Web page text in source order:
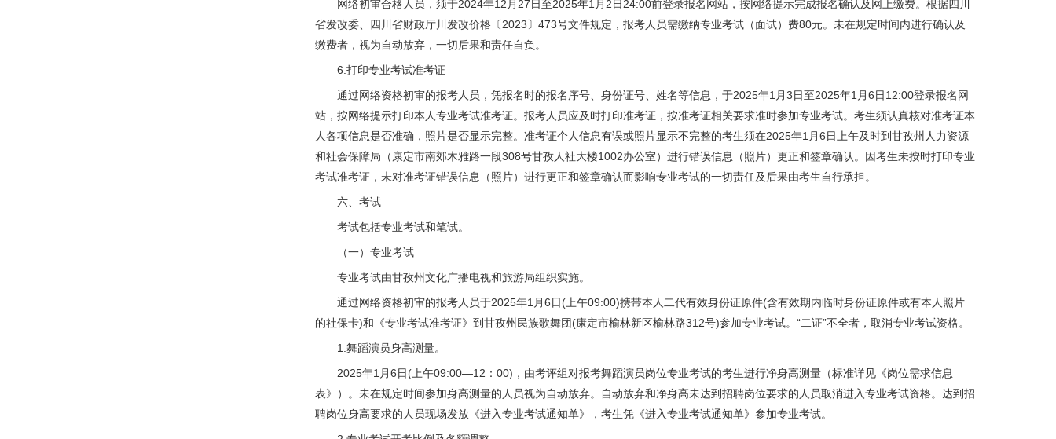
网络初审合格人员，须于2024年12月27日至2025年1月2日24:00前登录报名网站，按网络提示完成报名确认及网上缴费。根据四川
省发改委、四川省财政厅川发改价格〔2023〕473号文件规定，报考人员需缴纳专业考试（面试）费80元。未在规定时间内进行确认及
缴费者，视为自动放弃，一切后果和责任自负。
6.打印专业考试准考证
通过网络资格初审的报考人员，凭报名时的报名序号、身份证号、姓名等信息，于2025年1月3日至2025年1月6日12:00登录报名网
站，按网络提示打印本人专业考试准考证。报考人员应及时打印准考证，按准考证相关要求准时参加专业考试。考生须认真核对准考证本
人各项信息是否准确，照片是否显示完整。准考证个人信息有误或照片显示不完整的考生须在2025年1月6日上午及时到甘孜州人力资源
和社会保障局（康定市南郊木雅路一段308号甘孜人社大楼1002办公室）进行错误信息（照片）更正和签章确认。因考生未按时打印专业
考试准考证，未对准考证错误信息（照片）进行更正和签章确认而影响专业考试的一切责任及后果由考生自行承担。
六、考试
考试包括专业考试和笔试。
（一）专业考试
专业考试由甘孜州文化广播电视和旅游局组织实施。
通过网络资格初审的报考人员于2025年1月6日(上午09:00)携带本人二代有效身份证原件(含有效期内临时身份证原件或有本人照片
的社保卡)和《专业考试准考证》到甘孜州民族歌舞团(康定市榆林新区榆林路312号)参加专业考试。“二证”不全者，取消专业考试资格。
1.舞蹈演员身高测量。
2025年1月6日(上午09:00—12：00)，由考评组对报考舞蹈演员岗位专业考试的考生进行净身高测量（标准详见《岗位需求信息
表》）。未在规定时间参加身高测量的人员视为自动放弃。自动放弃和净身高未达到招聘岗位要求的人员取消进入专业考试资格。达到招
聘岗位身高要求的人员现场发放《进入专业考试通知单》，考生凭《进入专业考试通知单》参加专业考试。